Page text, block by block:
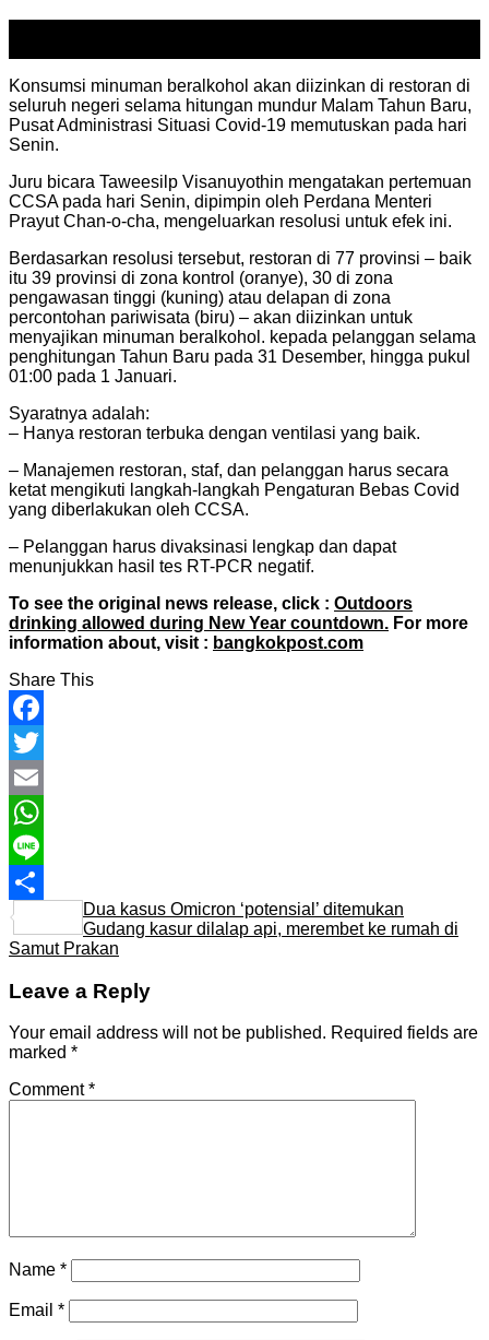
Konsumsi minuman beralkohol akan diizinkan di restoran di
seluruh negeri selama hitungan mundur Malam Tahun Baru,
Pusat Administrasi Situasi Covid-19 memutuskan pada hari
Senin.
Juru bicara Taweesilp Visanuyothin mengatakan pertemuan
CCSA pada hari Senin, dipimpin oleh Perdana Menteri
Prayut Chan-o-cha, mengeluarkan resolusi untuk efek ini.
Berdasarkan resolusi tersebut, restoran di 77 provinsi – baik
itu 39 provinsi di zona kontrol (oranye), 30 di zona
pengawasan tinggi (kuning) atau delapan di zona
percontohan pariwisata (biru) – akan diizinkan untuk
menyajikan minuman beralkohol. kepada pelanggan selama
penghitungan Tahun Baru pada 31 Desember, hingga pukul
01:00 pada 1 Januari.
Syaratnya adalah:
– Hanya restoran terbuka dengan ventilasi yang baik.
– Manajemen restoran, staf, dan pelanggan harus secara
ketat mengikuti langkah-langkah Pengaturan Bebas Covid
yang diberlakukan oleh CCSA.
– Pelanggan harus divaksinasi lengkap dan dapat
menunjukkan hasil tes RT-PCR negatif.
To see the original news release, click : Outdoors
drinking allowed during New Year countdown. For more
information about, visit : bangkokpost.com
Share This
Facebook
Twitter
Email
WhatsApp
Line
Share
Dua kasus Omicron ‘potensial’ ditemukan
Gudang kasur dilalap api, merembet ke rumah di
Samut Prakan
Leave a Reply
Your email address will not be published. Required fields are
marked *
Comment*
Name *
Email *